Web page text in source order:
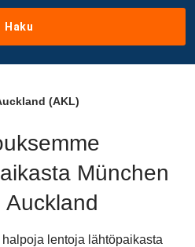
Haku
(AKL)
München
lentoja lähtöpaikasta